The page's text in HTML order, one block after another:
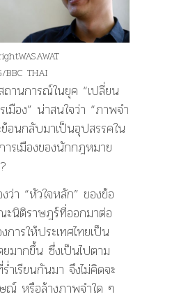
WASAWAT
BBC THAI
ถานการณ์ในยุค “เปลี่ยน
มือง” น่าสนใจว่า “ภาพจำ
อนกลับมาเป็นอุปสรรคใน
ารเมืองของนักกฎหมาย
ว่า “หัวใจหลัก” ของข้อ
ะนิติราษฎร์ที่ออกมาต่อ
การให้ประเทศไทยเป็น
ยมากขึ้น ซึ่งเป็นไปตาม
ำเรียนกันมา จึงไม่คิดจะ
หรือล้างภาพจำใด ๆ